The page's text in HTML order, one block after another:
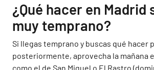
¿Qué hacer en Madrid
muy temprano?
Si llegas temprano y buscas qué hacer
posteriormente, aprovecha la mañana
como el de San Miguel o El Rastro